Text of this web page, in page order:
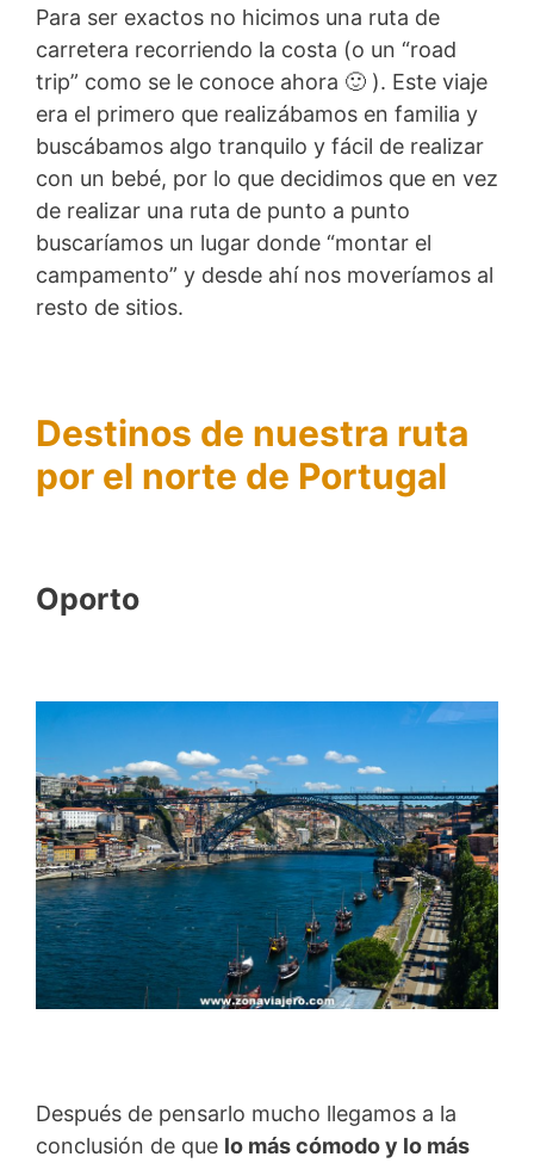
Para ser exactos no hicimos una ruta de
carretera recorriendo la costa (o un “road
trip” como se le conoce ahora 🙂 ). Este viaje
era el primero que realizábamos en familia y
buscábamos algo tranquilo y fácil de realizar
con un bebé, por lo que decidimos que en vez
de realizar una ruta de punto a punto
buscaríamos un lugar donde “montar el
campamento” y desde ahí nos moveríamos al
resto de sitios.
Destinos de nuestra ruta
por el norte de Portugal
Oporto
Después de pensarlo mucho llegamos a la
conclusión de que lo más cómodo y lo más